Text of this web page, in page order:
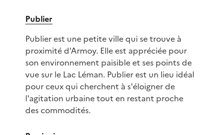
Publier
Publier est une petite ville qui se trouve à
proximité d'Armoy. Elle est appréciée pour
son environnement paisible et ses points de
vue sur le Lac Léman. Publier est un lieu idéal
pour ceux qui cherchent à s'éloigner de
l'agitation urbaine tout en restant proche
des commodités.